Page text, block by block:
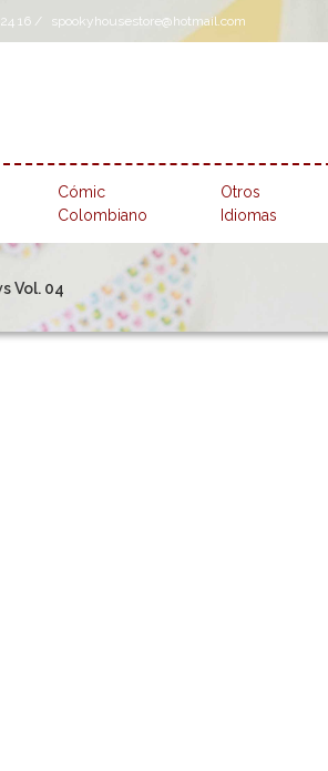
16 / spookyhousestore@hotmail.com
Cómic
Colombiano
Otros
Idiomas
Vol. 04